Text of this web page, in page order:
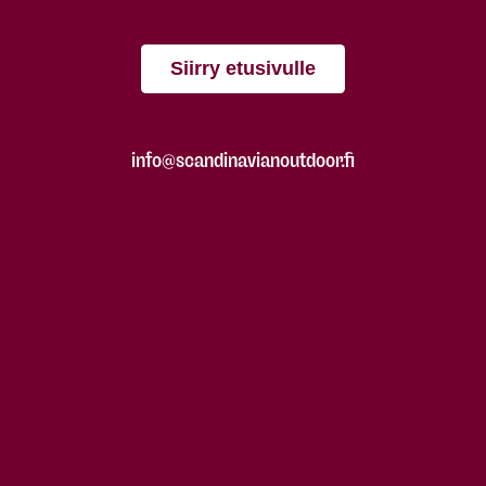
Siirry etusivulle
info@scandinavianoutdoor.fi